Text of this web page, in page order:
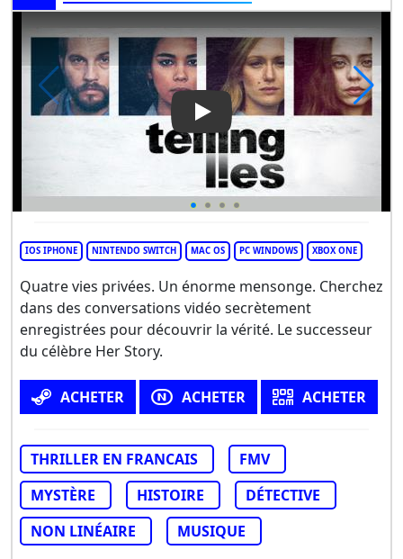
Play Video: Telling Lies
IOS IPHONE NINTENDO SWITCH MAC OS PC WINDOWS XBOX ONE
Quatre vies privées. Un énorme mensonge. Cherchez
dans des conversations vidéo secrètement
enregistrées pour découvrir la vérité. Le successeur
du célèbre Her Story.
ACHETER ACHETER ACHETER
THRILLER EN FRANCAIS
FMV
MYSTÈRE
HISTOIRE
DÉTECTIVE
NON LINÉAIRE
MUSIQUE